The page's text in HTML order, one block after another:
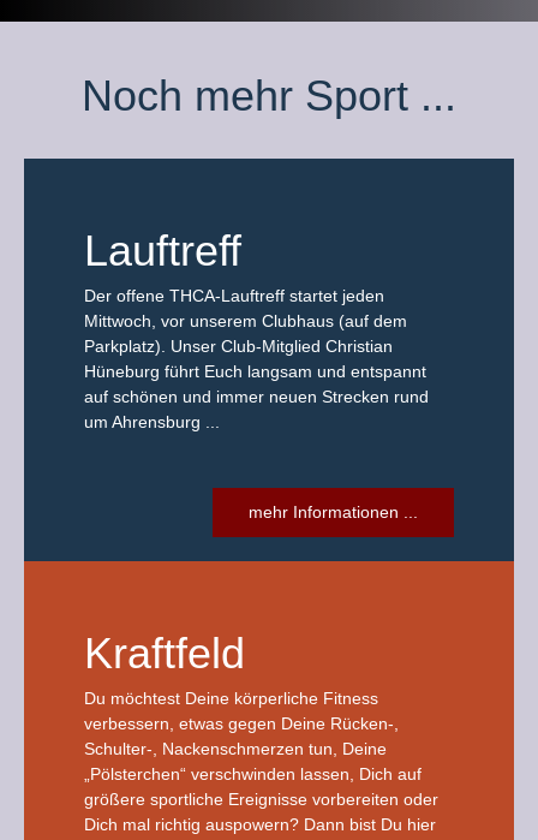
Noch mehr Sport ...
Lauftreff
Der offene THCA-Lauftreff startet jeden
Mittwoch, vor unserem Clubhaus (auf dem
Parkplatz). Unser Club-Mitglied Christian
Hüneburg führt Euch langsam und entspannt
auf schönen und immer neuen Strecken rund
um Ahrensburg ...
mehr Informationen ...
Kraftfeld
Du möchtest Deine körperliche Fitness
verbessern, etwas gegen Deine Rücken-,
Schulter-, Nackenschmerzen tun, Deine
„Pölsterchen“ verschwinden lassen, Dich auf
größere sportliche Ereignisse vorbereiten oder
Dich mal richtig auspowern? Dann bist Du hier